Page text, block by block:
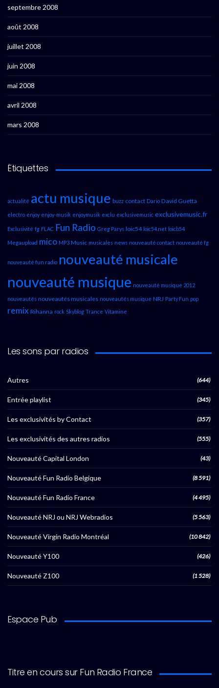
septembre 2008
août 2008
juillet 2008
juin 2008
mai 2008
avril 2008
mars 2008
Étiquettes
actualité actu musique buzz contact Dario David Guetta
electro enjoy enjoy-musik enjoymusik exclu exclusivemusic exclusivemusic.fr
Exclusivité fg FLAC Fun Radio Greg Parys loic54 loic54.net loicb54
Megaupload mico MP3 Music musicales news nouveauté contact nouveauté fg
nouveauté fun radio nouveauté musicale
nouveauté musique nouveauté musique 2012
nouveautés nouveautés musicales nouveautés musique NRJ Party Fun pop
remix Rihanna rock Skyblog Trance Vitamine
Les sons par radios
Autres (644)
Entrée playlist (345)
Les exclusivités by Contact (357)
Les exclusivités des autres radios (555)
Nouveauté Capital London (43)
Nouveauté Fun Radio Belgique (8 591)
Nouveauté Fun Radio France (4 495)
Nouveauté NRJ ou NRJ Webradios (5 563)
Nouveauté Virgin Radio Montréal (10 842)
Nouveauté Y100 (426)
Nouveauté Z100 (1 528)
Espace Pub
Titre en cours sur Fun Radio France